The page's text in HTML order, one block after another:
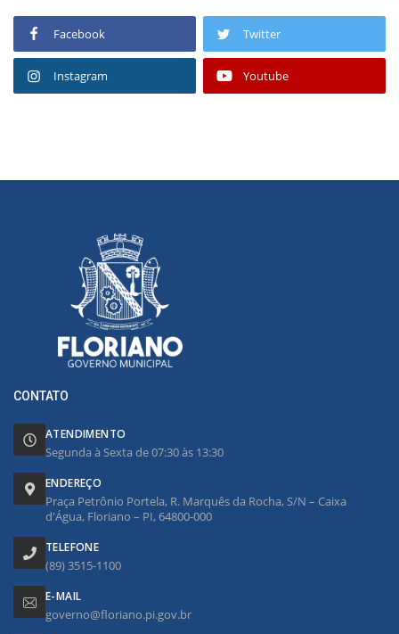
Facebook Twitter
Instagram Youtube
CONTATO
ATENDIMENTO
Segunda à Sexta de 07:30 às 13:30
ENDEREÇO
Praça Petrônio Portela, R. Marquês da Rocha, S/N – Caixa
d'Água, Floriano – PI, 64800-000
TELEFONE
(89) 3515-1100
E-MAIL
governo@floriano.pi.gov.br